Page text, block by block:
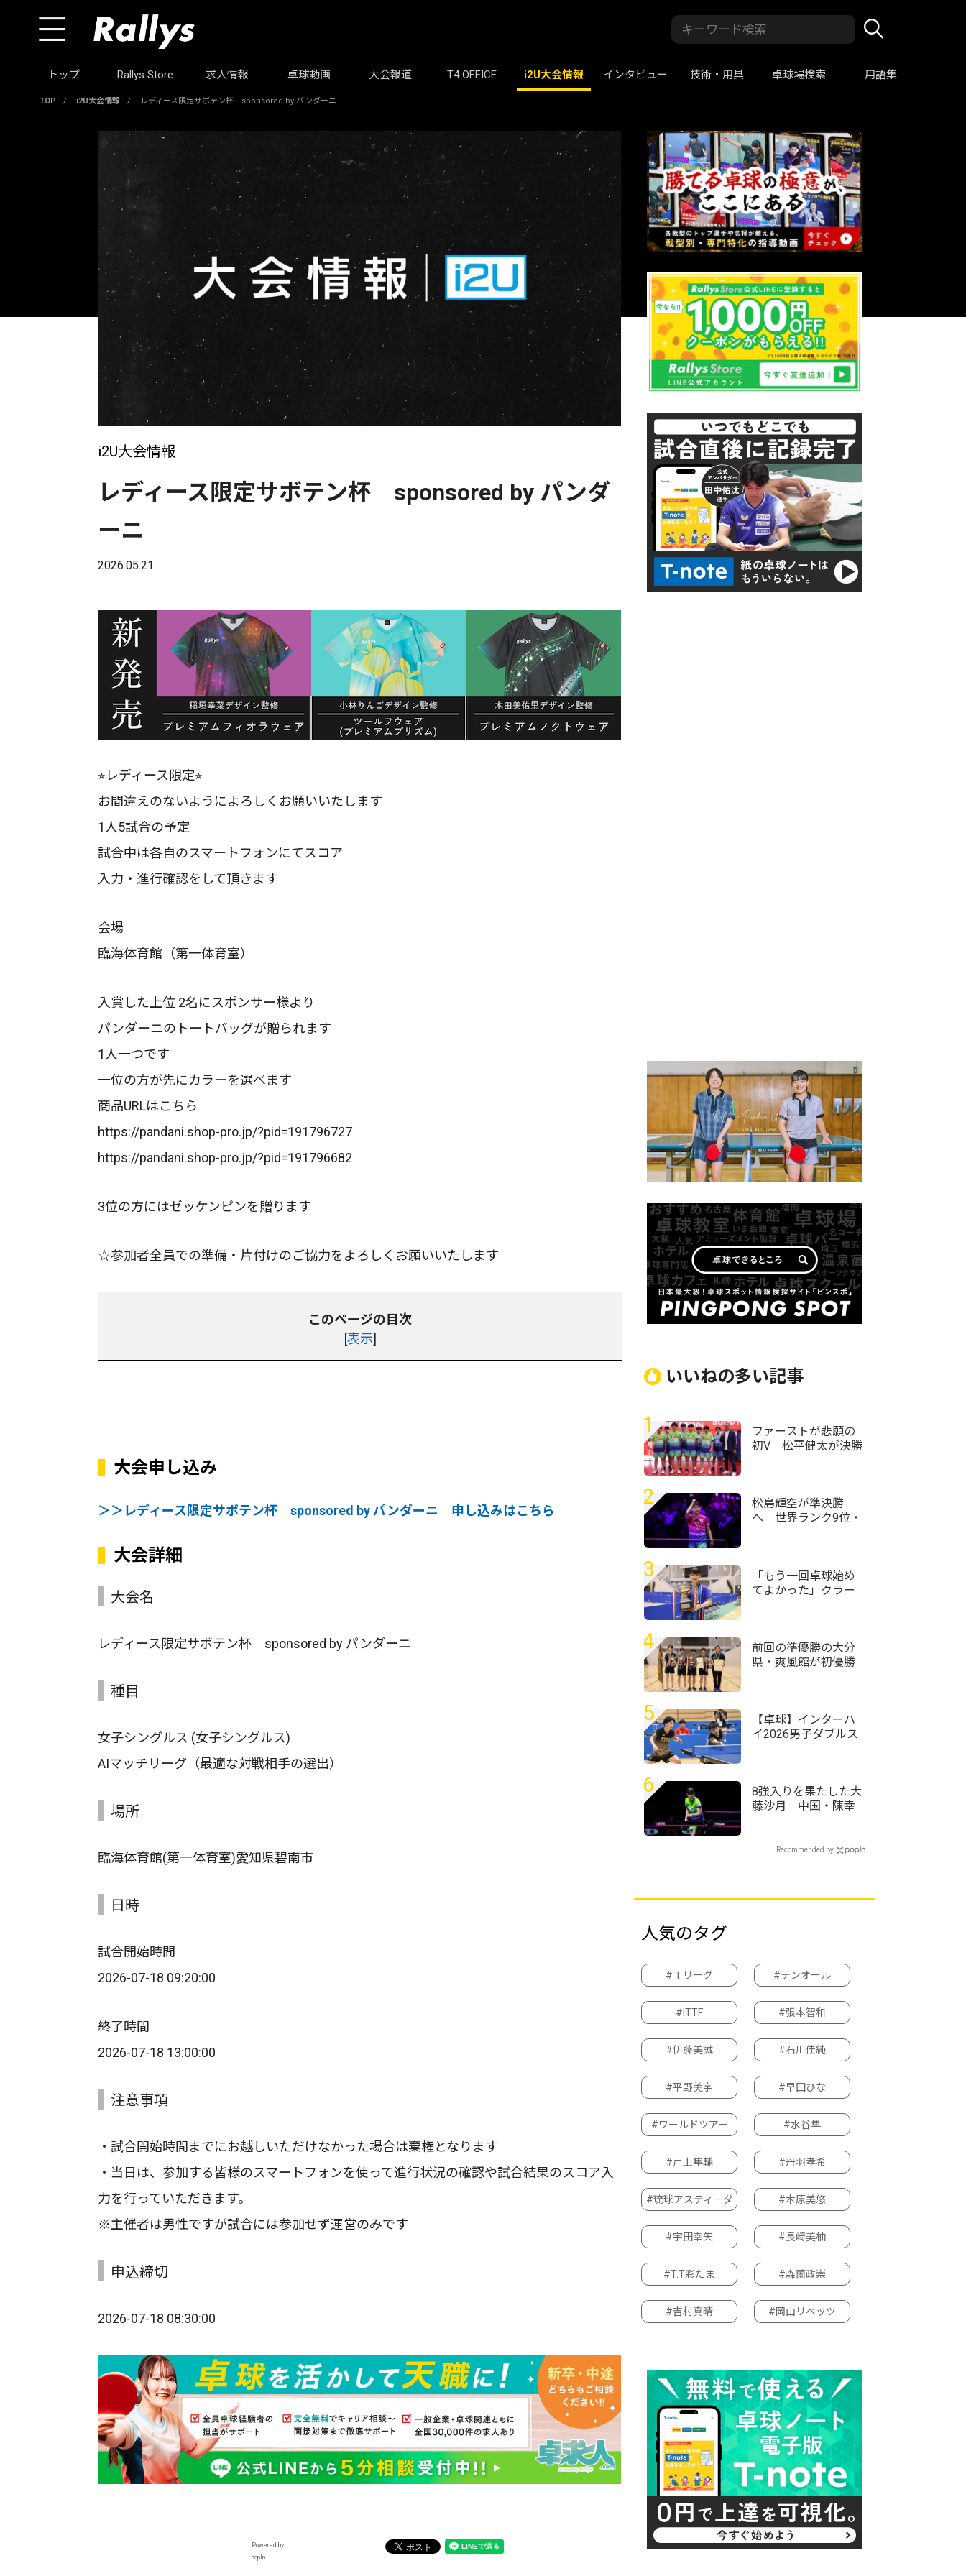
トップ Rallys Store 求人情報 卓球動画 大会報道 T4 OFFICE i2U大会情報 インタビュー 技術・用具 卓球場検索 用語集
TOP / i2U大会情報 / レディース限定サボテン杯 sponsored by パンダーニ
i2U大会情報
レディース限定サボテン杯 sponsored by パンダ
ーニ
2026.05.21
⭐︎レディース限定⭐︎
お間違えのないようによろしくお願いいたします
1人5試合の予定
試合中は各自のスマートフォンにてスコア
入力・進行確認をして頂きます
会場
臨海体育館（第一体育室）
入賞した上位 2名にスポンサー様より
パンダーニのトートバッグが贈られます
1人一つです
一位の方が先にカラーを選べます
商品URLはこちら
https://pandani.shop-pro.jp/?pid=191796727
https://pandani.shop-pro.jp/?pid=191796682
3位の方にはゼッケンピンを贈ります
☆参加者全員での準備・片付けのご協力をよろしくお願いいたします
このページの目次
[表示]
大会申し込み
＞＞レディース限定サボテン杯 sponsored by パンダーニ 申し込みはこちら
大会詳細
大会名
レディース限定サボテン杯 sponsored by パンダーニ
種目
女子シングルス (女子シングルス)
AIマッチリーグ（最適な対戦相手の選出）
場所
臨海体育館(第一体育室)愛知県碧南市
日時
試合開始時間
2026-07-18 09:20:00
終了時間
2026-07-18 13:00:00
注意事項
・試合開始時間までにお越しいただけなかった場合は棄権となります
・当日は、参加する皆様のスマートフォンを使って進行状況の確認や試合結果のスコア入
力を行っていただきます。
※主催者は男性ですが試合には参加せず運営のみです
申込締切
2026-07-18 08:30:00
Powered by
popIn
いいねの多い記事
1
ファーストが悲願の
初V 松平健太が決勝
選手権大会＞
2
松島輝空が準決勝
へ 世界ランク9位・
2026＞
3
「もう一回卓球始め
てよかった」クラー
校定時制通信制卓球
大会＞
4
前回の準優勝の大分
県・爽風館が初優勝
5
【卓球】インターハ
イ2026男子ダブルス
1シードに
6
8強入りを果たした大
藤沙月 中国・陳幸
て勝ちにいきたい」
Recommended by
人気のタグ
#Ｔリーグ #テンオール
#ITTF #張本智和
#伊藤美誠 #石川佳純
#平野美宇 #早田ひな
#ワールドツアー #水谷隼
#戸上隼輔 #丹羽孝希
#琉球アスティーダ #木原美悠
#宇田幸矢 #長﨑美柚
#T.T彩たま #森薗政崇
#吉村真晴 #岡山リベッツ